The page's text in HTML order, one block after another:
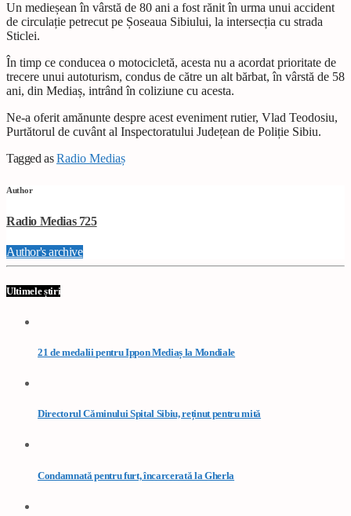
Un medieșean în vârstă de 80 ani a fost rănit în urma unui accident
de circulație petrecut pe Șoseaua Sibiului, la intersecția cu strada
Sticlei.
În timp ce conducea o motocicletă, acesta nu a acordat prioritate de
trecere unui autoturism, condus de către un alt bărbat, în vârstă de 58
ani, din Mediaș, intrând în coliziune cu acesta.
Ne-a oferit amănunte despre acest eveniment rutier, Vlad Teodosiu,
Purtătorul de cuvânt al Inspectoratului Județean de Poliție Sibiu.
Tagged asRadio Mediaș
Author
Radio Medias 725
Author's archive
Ultimele știri
21 de medalii pentru Ippon Mediaș la Mondiale
Directorul Căminului Spital Sibiu, reținut pentru mită
Condamnată pentru furt, încarcerată la Gherla